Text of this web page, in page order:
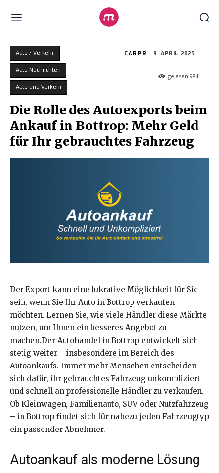
Auto / Verkehr
Auto Nachrichten
Auto und Verkehr
CARPR 9. APRIL 2025
gelesen984
Die Rolle des Autoexports beim
Ankauf in Bottrop: Mehr Geld
für Ihr gebrauchtes Fahrzeug
Der Export kann eine lukrative Möglichkeit für Sie
sein, wenn Sie Ihr Auto in Bottrop verkaufen
möchten. Lernen Sie, wie viele Händler diese Märkte
nutzen, um Ihnen ein besseres Angebot zu
machen.Der Autohandel in Bottrop entwickelt sich
stetig weiter – insbesondere im Bereich des
Autoankaufs. Immer mehr Menschen entscheiden
sich dafür, ihr gebrauchtes Fahrzeug unkompliziert
und schnell an professionelle Händler zu verkaufen.
Ob Kleinwagen, Familienauto, SUV oder Nutzfahrzeug
– in Bottrop findet sich für nahezu jeden Fahrzeugtyp
ein passender Abnehmer.
Autoankauf als moderne Lösung